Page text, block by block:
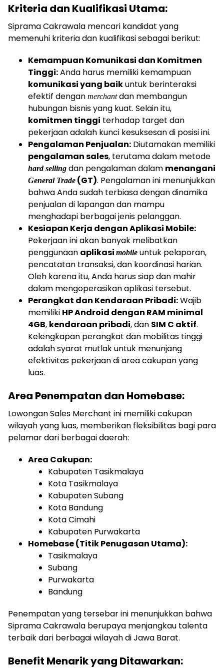
Kriteria dan Kualifikasi Utama:
Siprama Cakrawala mencari kandidat yang
memenuhi kriteria dan kualifikasi sebagai berikut:
Kemampuan Komunikasi dan Komitmen
Tinggi:Anda harus memiliki kemampuan
komunikasi yang baikuntuk berinteraksi
efektif dengan merchantdan membangun
hubungan bisnis yang kuat. Selain itu,
komitmen tinggi terhadap target dan
pekerjaan adalah kunci kesuksesan di posisi ini.
Pengalaman Penjualan: Diutamakan memiliki
pengalaman sales, terutama dalam metode
hard selling dan pengalaman dalam menangani
General Trade (GT). Pengalaman ini menunjukkan
bahwa Anda sudah terbiasa dengan dinamika
penjualan di lapangan dan mampu
menghadapi berbagai jenis pelanggan.
Kesiapan Kerja dengan Aplikasi Mobile:
Pekerjaan ini akan banyak melibatkan
penggunaan aplikasi mobile untuk pelaporan,
pencatatan transaksi, dan koordinasi harian.
Oleh karena itu, Anda harus siap dan mahir
dalam mengoperasikan aplikasi tersebut.
Perangkat dan Kendaraan Pribadi:Wajib
memiliki HP Android dengan RAM minimal
4GB, kendaraan pribadi, dan SIM C aktif.
Kelengkapan perangkat dan mobilitas tinggi
adalah syarat mutlak untuk menunjang
efektivitas pekerjaan di area cakupan yang
luas.
Area Penempatan dan Homebase:
Lowongan Sales Merchant ini memiliki cakupan
wilayah yang luas, memberikan fleksibilitas bagi para
pelamar dari berbagai daerah:
Area Cakupan:
Kabupaten Tasikmalaya
Kota Tasikmalaya
Kabupaten Subang
Kota Bandung
Kota Cimahi
Kabupaten Purwakarta
Homebase (Titik Penugasan Utama):
Tasikmalaya
Subang
Purwakarta
Bandung
Penempatan yang tersebar ini menunjukkan bahwa
Siprama Cakrawala berupaya menjangkau talenta
terbaik dari berbagai wilayah di Jawa Barat.
Benefit Menarik yang Ditawarkan: